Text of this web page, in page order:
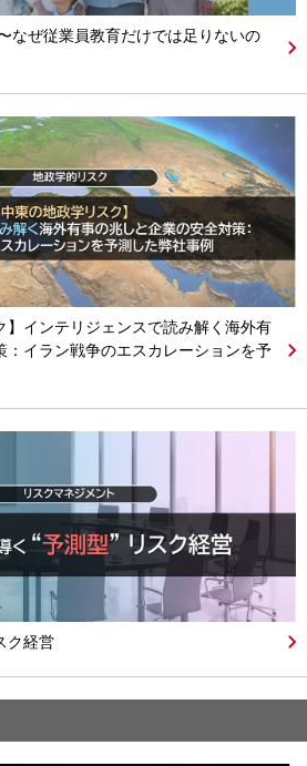
なぜ従業員教育だけでは足りないの
】インテリジェンスで読み解く海外有
：イラン戦争のエスカレーションを予
ク経営